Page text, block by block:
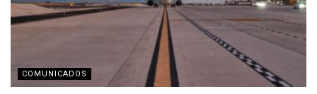
COMUNICADOS